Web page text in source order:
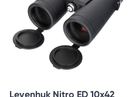
Levenhuk Nitro ED 10x42